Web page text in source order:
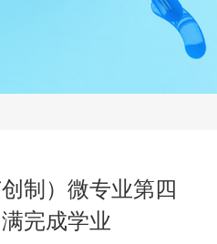
制）微专业第四
完成学业